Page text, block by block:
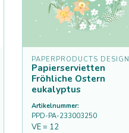
PAPERPRODUCTS DESIGN
Papierservietten
Fröhliche Ostern
eukalyptus
Artikelnummer:
PPD-PA-233003250
VE = 12